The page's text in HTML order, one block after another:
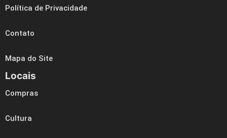
Política de Privacidade
Contato
Mapa do Site
Locais
Compras
Cultura